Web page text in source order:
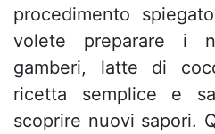
procedimento
volete preparare i
gamberi, latte di
ricetta semplice e
scoprire nuovi sapori.